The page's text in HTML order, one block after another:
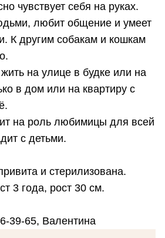
чувствует себя на руках.
любит общение и умеет
К другим собакам и кошкам
на улице в будке или на
в дом или на квартиру с
на роль любимицы для всей
с детьми.
и стерилизована.
3 года, рост 30 см.
39-65, Валентина